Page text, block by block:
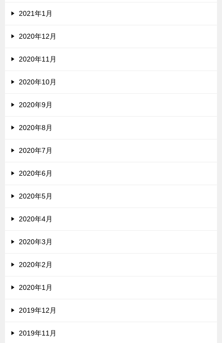
2021年1月
2020年12月
2020年11月
2020年10月
2020年9月
2020年8月
2020年7月
2020年6月
2020年5月
2020年4月
2020年3月
2020年2月
2020年1月
2019年12月
2019年11月